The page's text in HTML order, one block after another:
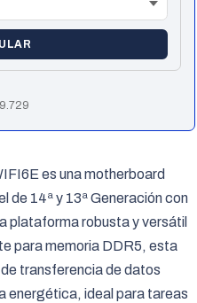
es una motherboard
de 14ª y 13ª Generación con
plataforma robusta y versátil
para memoria DDR5, esta
transferencia de datos
energética, ideal para tareas